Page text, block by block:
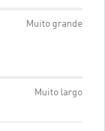
Muito grande
Muito largo